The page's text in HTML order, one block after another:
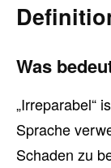
Was
„Irreparabel“
Sprache
Schaden zu